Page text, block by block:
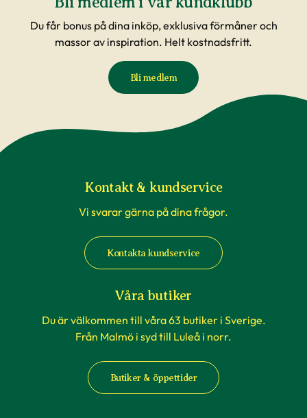
Du får bonus på dina inköp, exklusiva förmåner och
massor av inspiration. Helt kostnadsfritt.
Bli medlem
Kontakt & kundservice
Vi svarar gärna på dina frågor.
Kontakta kundservice
Våra butiker
Du är välkommen till våra 63 butiker i Sverige.
Från Malmö i syd till Luleå i norr.
Butiker & öppettider